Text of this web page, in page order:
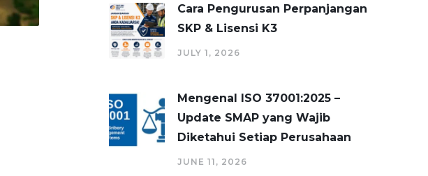
Cara Pengurusan Perpanjangan
SKP & Lisensi K3
JULY 1, 2026
Mengenal ISO 37001:2025 –
Update SMAP yang Wajib
Diketahui Setiap Perusahaan
JUNE 11, 2026